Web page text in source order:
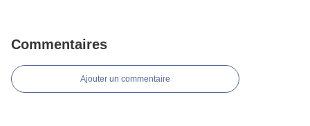
Commentaires
Ajouter un commentaire